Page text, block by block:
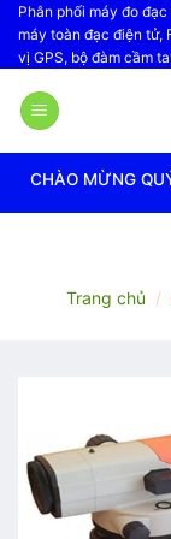
Bỏ
qua
nội
dung
Phân phối máy đo
máy toàn đạc điện tử,
vị GPS, bộ đàm cầm
CHÀO MỪNG
Trang chủ /